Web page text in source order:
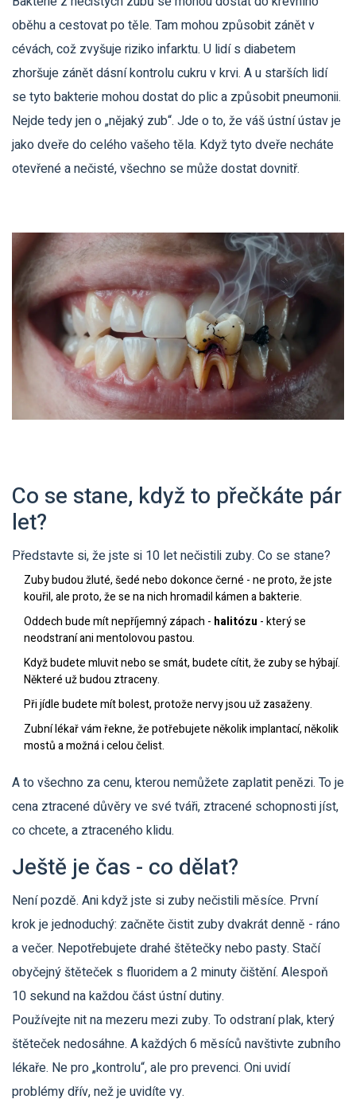
oběhu a cestovat po těle. Tam mohou způsobit zánět v
cévách, což zvyšuje riziko infarktu. U lidí s diabetem
zhoršuje zánět dásní kontrolu cukru v krvi. A u starších lidí
se tyto bakterie mohou dostat do plic a způsobit pneumonii.
Nejde tedy jen o „nějaký zub“. Jde o to, že váš ústní ústav je
jako dveře do celého vašeho těla. Když tyto dveře necháte
otevřené a nečisté, všechno se může dostat dovnitř.
Co se stane, když to přečkáte pár
let?
Představte si, že jste si 10 let nečistili zuby. Co se stane?
Zuby budou žluté, šedé nebo dokonce černé - ne proto, že jste
kouřil, ale proto, že se na nich hromadil kámen a bakterie.
Oddech bude mít nepříjemný zápach - halitózu - který se
neodstraní ani mentolovou pastou.
Když budete mluvit nebo se smát, budete cítit, že zuby se hýbají.
Některé už budou ztraceny.
Při jídle budete mít bolest, protože nervy jsou už zasaženy.
Zubní lékař vám řekne, že potřebujete několik implantací, několik
mostů a možná i celou čelist.
A to všechno za cenu, kterou nemůžete zaplatit penězi. To je
cena ztracené důvěry ve své tváři, ztracené schopnosti jíst,
co chcete, a ztraceného klidu.
Ještě je čas - co dělat?
Není pozdě. Ani když jste si zuby nečistili měsíce. První
krok je jednoduchý: začněte čistit zuby dvakrát denně - ráno
a večer. Nepotřebujete drahé štětečky nebo pasty. Stačí
obyčejný štěteček s fluoridem a 2 minuty čištění. Alespoň
10 sekund na každou část ústní dutiny.
Používejte nit na mezeru mezi zuby. To odstraní plak, který
štěteček nedosáhne. A každých 6 měsíců navštivte zubního
lékaře. Ne pro „kontrolu“, ale pro prevenci. Oni uvidí
problémy dřív, než je uvidíte vy.